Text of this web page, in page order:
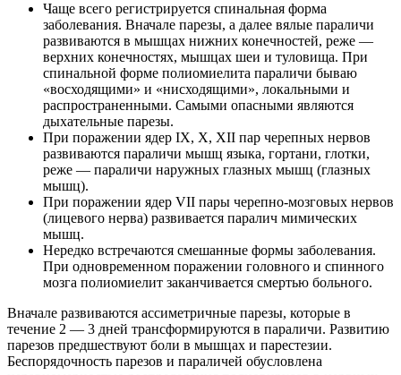
Чаще всего регистрируется спинальная форма
заболевания. Вначале парезы, а далее вялые параличи
развиваются в мышцах нижних конечностей, реже —
верхних конечностях, мышцах шеи и туловища. При
спинальной форме полиомиелита параличи бываю
«восходящими» и «нисходящими», локальными и
распространенными. Самыми опасными являются
дыхательные парезы.
При поражении ядер IX, X, XII пар черепных нервов
развиваются параличи мышц языка, гортани, глотки,
реже — параличи наружных глазных мышц (глазных
мышц).
При поражении ядер VII пары черепно-мозговых нервов
(лицевого нерва) развивается паралич мимических
мышц.
Нередко встречаются смешанные формы заболевания.
При одновременном поражении головного и спинного
мозга полиомиелит заканчивается смертью больного.
Вначале развиваются ассиметричные парезы, которые в
течение 2 — 3 дней трансформируются в параличи. Развитию
парезов предшествуют боли в мышцах и парестезии.
Беспорядочность парезов и параличей обусловлена